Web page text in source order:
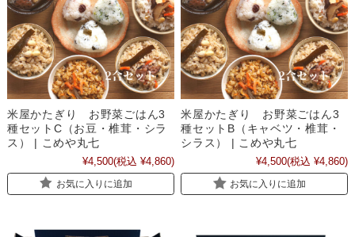
米屋かたぎり お野菜ごはん3
種セットC（お豆・椎茸・シラ
ス） | こめや丸七
¥4,500(税込 ¥4,860)
お気に入りに追加
米屋かたぎり お野菜ごはん3
種セットB（キャベツ・椎茸・
シラス） | こめや丸七
¥4,500(税込 ¥4,860)
お気に入りに追加